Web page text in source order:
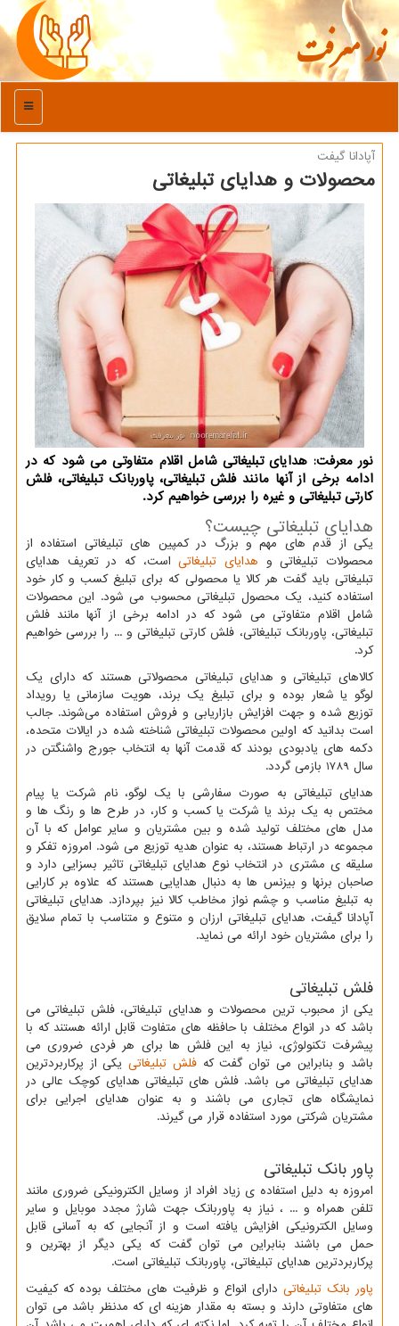
نور معرفت
منو
آپادانا گیفت
محصولات و هدایای تبلیغاتی
نور معرفت: هدایای تبلیغاتی شامل اقلام متفاوتی می شود که در
ادامه برخی از آنها مانند فلش تبلیغاتی، پاوربانک تبلیغاتی، فلش
کارتی تبلیغاتی و غیره را بررسی خواهیم کرد.
هدایای تبلیغاتی چیست؟
یکی از قدم های مهم و بزرگ در کمپین های تبلیغاتی استفاده از
محصولات تبلیغاتی و هدایای تبلیغاتیاست، که در تعریف هدایای
تبلیغاتی باید گفت هر کالا یا محصولی که برای تبلیغ کسب و کار خود
استفاده کنید، یک محصول تبلیغاتی محسوب می شود. این محصولات
شامل اقلام متفاوتی می شود که در ادامه برخی از آنها مانند فلش
تبلیغاتی، پاوربانک تبلیغاتی، فلش کارتی تبلیغاتی و ... را بررسی خواهیم
کرد.
کالاهای تبلیغاتی و هدایای تبلیغاتی محصولاتی هستند که دارای یک
لوگو یا شعار بوده و برای تبلیغ یک برند، هویت سازمانی یا رویداد
توزیع شده و جهت افزایش بازاریابی و فروش استفاده می‌شوند. جالب
است بدانید که اولین محصولات تبلیغاتی شناخته شده در ایالات متحده،
دکمه های یادبودی بودند که قدمت آنها به انتخاب جورج واشنگتن در
سال 1789 بازمی گردد.
هدایای تبلیغاتی به صورت سفارشی با یک لوگو، نام شرکت یا پیام
مختص به یک برند یا شرکت یا کسب و کار، در طرح ها و رنگ ها و
مدل های مختلف تولید شده و بین مشتریان و سایر عوامل که با آن
مجموعه در ارتباط هستند، به عنوان هدیه توزیع می شود. امروزه تفکر و
سلیقه ی مشتری در انتخاب نوع هدایای تبلیغاتی تاثیر بسزایی دارد و
صاحبان برنها و بیزنس ها به دنبال هدایایی هستند که علاوه بر کارایی
به تبلیغ مناسب و چشم نواز مخاطب کالا نیز بپردازد. هدایای تبلیغاتی
آپادانا گیفت، هدایای تبلیغاتی ارزان و متنوع و متناسب با تمام سلایق
را برای مشتریان خود ارائه می نماید.
فلش تبلیغاتی
یکی از محبوب ترین محصولات و هدایای تبلیغاتی، فلش تبلیغاتی می
باشد که در انواع مختلف با حافظه های متفاوت قابل ارائه هستند که با
پیشرفت تکنولوژی، نیاز به این فلش ها برای هر فردی ضروری می
باشد و بنابراین می توان گفت کهفلش تبلیغاتییکی از پرکاربردترین
هدایای تبلیغاتی می باشد. فلش های تبلیغاتی هدایای کوچک عالی در
نمایشگاه های تجاری می باشند و به عنوان هدایای اجرایی برای
مشتریان شرکتی مورد استفاده قرار می گیرند.
پاور بانک تبليغاتی
امروزه به دلیل استفاده ی زیاد افراد از وسایل الکترونیکی ضروری مانند
تلفن همراه و ... ، نیاز به پاوربانک جهت شارژ مجدد موبایل و سایر
وسایل الکترونیکی افزایش یافته است و از آنجایی که به آسانی قابل
حمل می باشند بنابراین می توان گفت که یکی دیگر از بهترین و
پرکاربردترین هدایای تبلیغاتی، پاوربانک تبلیغاتی است.
پاور بانک‌ تبلیغاتی دارای انواع و ظرفیت ‌های مختلف بوده که کیفیت
های متفاوتی دارند و بسته به مقدار هزینه ای که مدنظر باشد می توان